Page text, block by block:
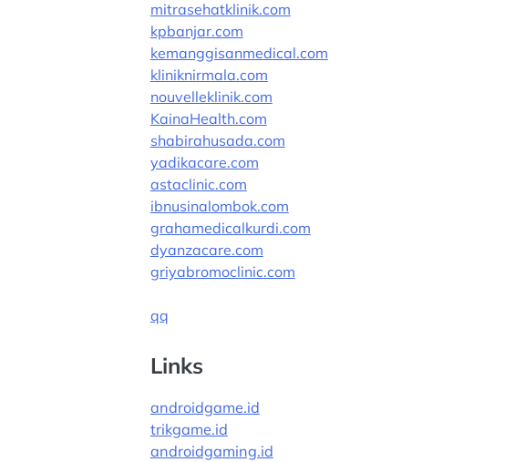
mitrasehatklinik.com
kpbanjar.com
kemanggisanmedical.com
kliniknirmala.com
nouvelleklinik.com
KainaHealth.com
shabirahusada.com
yadikacare.com
astaclinic.com
ibnusinalombok.com
grahamedicalkurdi.com
dyanzacare.com
griyabromoclinic.com
qq
Links
androidgame.id
trikgame.id
androidgaming.id